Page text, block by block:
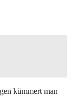
kümmert man